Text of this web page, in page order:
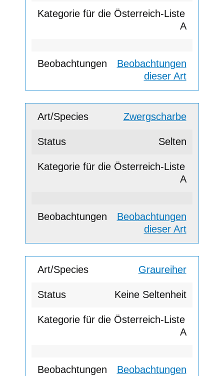
A
Beobachtungen
dieser Art
Zwergscharbe
Selten
A
Beobachtungen
dieser Art
Graureiher
Keine Seltenheit
A
Beobachtungen